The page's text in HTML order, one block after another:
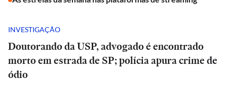
INVESTIGAÇÃO
Doutorando da USP, advogado é encontrado
morto em estrada de SP; polícia apura crime de
ódio